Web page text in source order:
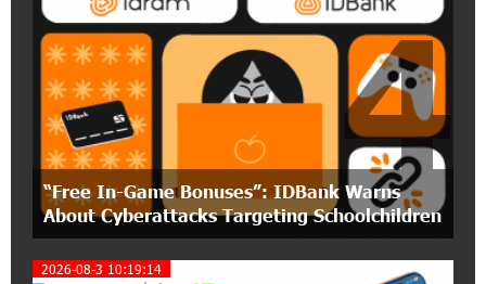
12:40:36 2-07-2026
Ucom Introduces the New uMix 5000 Regional
Package: 3 Services for Just AMD 5,000 per
Month
"Monaco glamour, Vegas energy, Macau prestige
- yet uniquely Armenian." Artak Tovmasyan on
how Seven Visions is redefining world-class hospitality
11:56:27 1-07-2026
“Free In-Game Bonuses”: IDBank Warns
About Cyberattacks Targeting Schoolchildren
4
2026-08-3 10:19:14